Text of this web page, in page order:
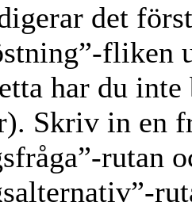
det
fliken
har du
Skriv in en
rutan